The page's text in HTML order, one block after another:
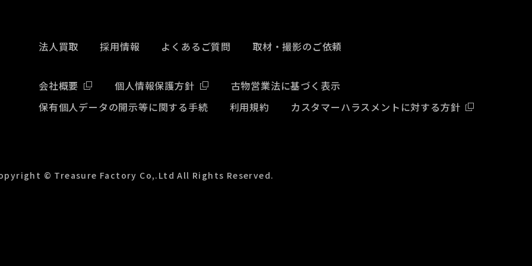
法人買取 採用情報 よくあるご質問 取材・撮影のご依頼
会社概要 個人情報保護方針
古物営業法に基づく表示
保有個人データの開示等に関する手続
利用規約 カスタマーハラスメントに対する方針
© Treasure Factory Co,.Ltd All Rights Reserved.